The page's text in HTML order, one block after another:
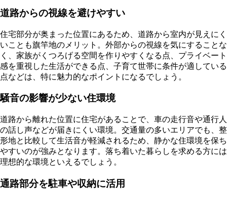
道路からの視線を避けやすい
住宅部分が奥まった位置にあるため、道路から室内が見えにく
いことも旗竿地のメリット。外部からの視線を気にすることな
く、家族がくつろげる空間を作りやすくなる点、プライベート
感を重視した生活ができる点、子育て世帯に条件が適している
点などは、特に魅力的なポイントになるでしょう。
騒音の影響が少ない住環境
道路から離れた位置に住宅があることで、車の走行音や通行人
の話し声などが届きにくい環境。交通量の多いエリアでも、整
形地と比較して生活音が軽減されるため、静かな住環境を保ち
やすいのが強みとなります。落ち着いた暮らしを求める方には
理想的な環境といえるでしょう。
通路部分を駐車や収納に活用